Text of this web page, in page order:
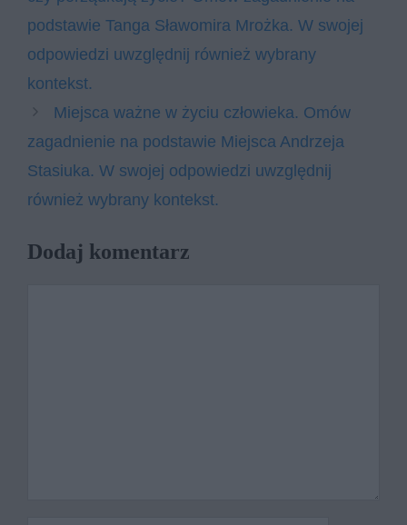
podstawie Tanga Sławomira Mrożka. W swojej
odpowiedzi uwzględnij również wybrany
kontekst.
Miejsca ważne w życiu człowieka. Omów
zagadnienie na podstawie Miejsca Andrzeja
Stasiuka. W swojej odpowiedzi uwzględnij
również wybrany kontekst.
Dodaj komentarz